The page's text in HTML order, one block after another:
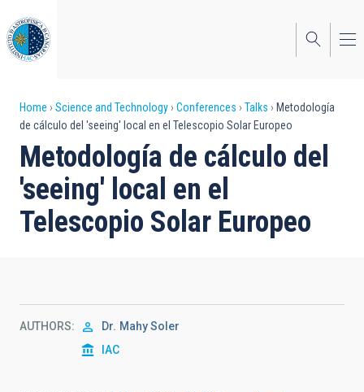
to
main
content
Breadcrumb
Home Science and Technology Conferences Talks
Metodología
de cálculo del 'seeing' local en el Telescopio Solar Europeo
Metodología de cálculo del
'seeing' local en el
Telescopio Solar Europeo
AUTHORS Dr. Mahy Soler
IAC